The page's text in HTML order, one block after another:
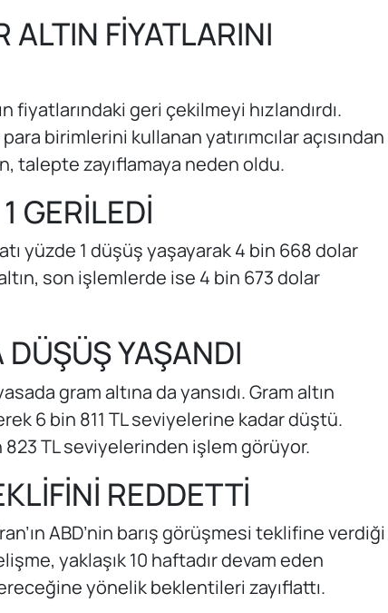
FİYATLARINI
fiyatlarındaki geri çekilmeyi hızlandırdı.
birimlerini kullanan yatırımcılar açısından
talepte zayıflamaya neden oldu.
GERİLEDİ
yüzde 1 düşüş yaşayarak 4 bin 668 dolar
son işlemlerde ise 4 bin 673 dolar
YAŞANDI
gram altına da yansıdı. Gram altın
6 bin 811 TL seviyelerine kadar düştü.
823 TL seviyelerinden işlem görüyor.
REDDETTİ
ABD’nin barış görüşmesi teklifine verdiği
yaklaşık 10 haftadır devam eden
yönelik beklentileri zayıflattı.